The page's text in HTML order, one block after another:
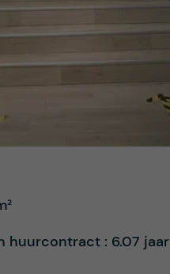
huurcontract : 6.07 jaar